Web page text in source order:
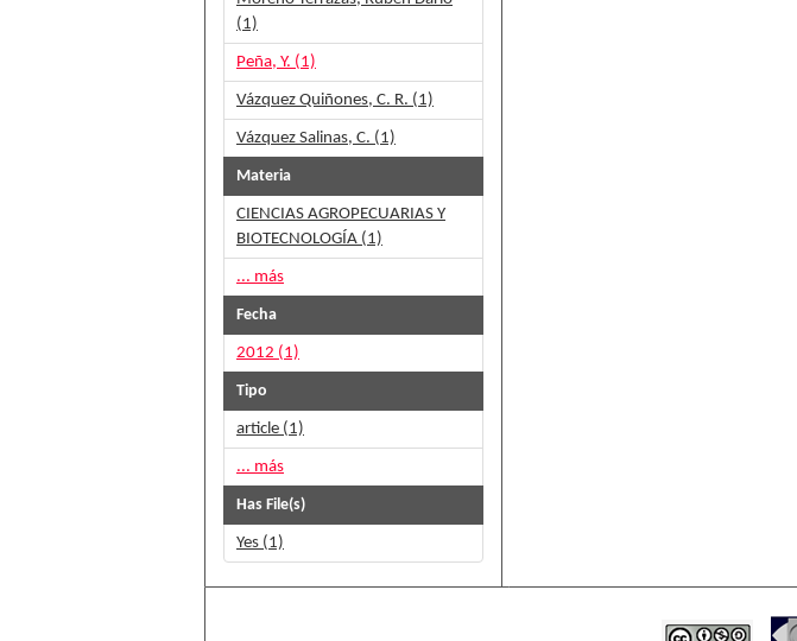
(1)
Peña, Y. (1)
Vázquez Quiñones, C. R. (1)
Vázquez Salinas, C. (1)
Materia
CIENCIAS AGROPECUARIAS Y
BIOTECNOLOGÍA (1)
... más
Fecha
2012 (1)
Tipo
article (1)
... más
Has File(s)
Yes (1)